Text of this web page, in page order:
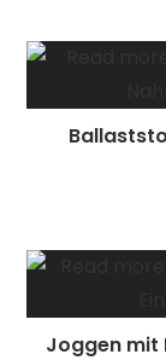
Joggen mit